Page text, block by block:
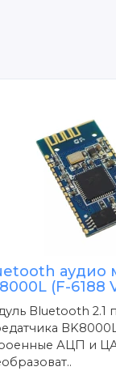
аудио
(F-6188
Bluetooth 2.1
АЦП и